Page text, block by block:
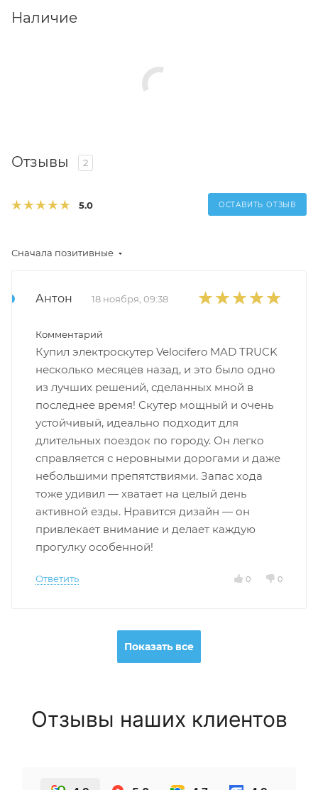
Наличие
Отзывы 2
5.0 ОСТАВИТЬ ОТЗЫВ
Сначала позитивные
Антон 18 ноября, 09:38
Комментарий
Купил электроскутер Velocifero MAD TRUCK
несколько месяцев назад, и это было одно
из лучших решений, сделанных мной в
последнее время! Скутер мощный и очень
устойчивый, идеально подходит для
длительных поездок по городу. Он легко
справляется с неровными дорогами и даже
небольшими препятствиями. Запас хода
тоже удивил — хватает на целый день
активной езды. Нравится дизайн — он
привлекает внимание и делает каждую
прогулку особенной!
Ответить 0 0
Показать все
Отзывы наших клиентов